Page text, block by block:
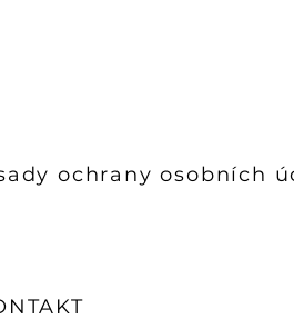
ochrany osobních